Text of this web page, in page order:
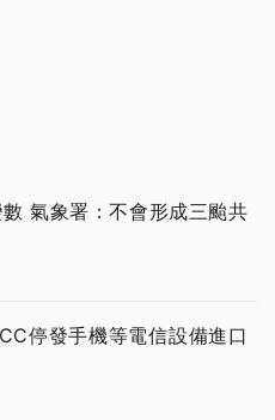
氣象署：不會形成三颱共
停發手機等電信設備進口